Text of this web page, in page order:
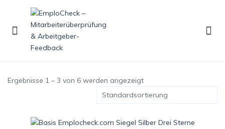
emplocheck.com
STARTSEITE
Ergebnisse 1 – 3 von 6 werden angezeigt